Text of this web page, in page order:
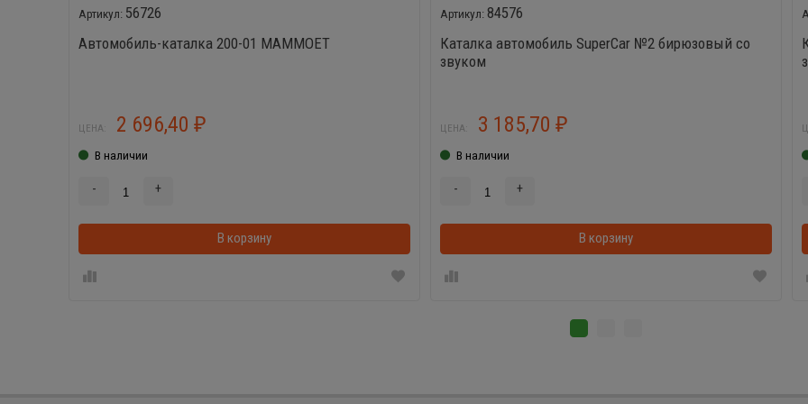
56726
Автомобиль-каталка 200-01 MAMMOET
ЦЕНА: 2 696,40 ₽
В наличии
- +
В корзину В корзинке
84576
Каталка автомобиль SuperCar №2 бирюзовый со
звуком
ЦЕНА: 3 185,70 ₽
В наличии
- +
В корзину